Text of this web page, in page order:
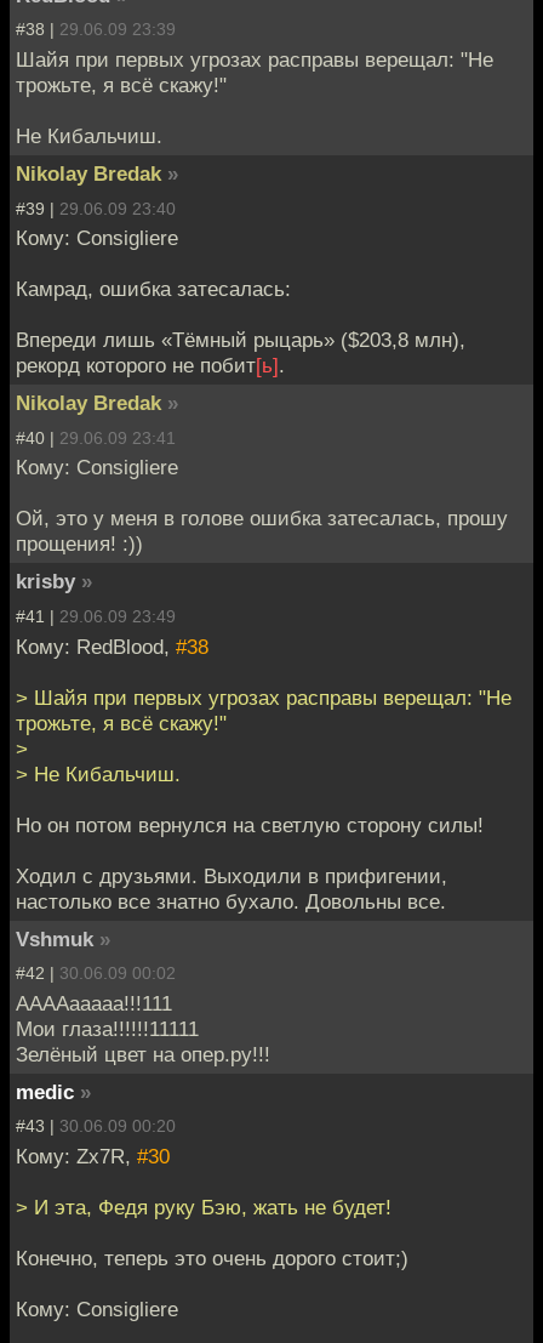
#38 | 29.06.09 23:39
Шайя при первых угрозах расправы верещал: "Не
трожьте, я всё скажу!"
Не Кибальчиш.
Nikolay Bredak »
#39 | 29.06.09 23:40
Кому: Consigliere
Камрад, ошибка затесалась:
Впереди лишь «Тёмный рыцарь» ($203,8 млн),
рекорд которого не побит[ь].
Nikolay Bredak »
#40 | 29.06.09 23:41
Кому: Consigliere
Ой, это у меня в голове ошибка затесалась, прошу
прощения! :))
krisby »
#41 | 29.06.09 23:49
Кому: RedBlood, #38
> Шайя при первых угрозах расправы верещал: "Не
трожьте, я всё скажу!"
>
> Не Кибальчиш.
Но он потом вернулся на светлую сторону силы!
Ходил с друзьями. Выходили в прифигении,
настолько все знатно бухало. Довольны все.
Vshmuk »
#42 | 30.06.09 00:02
ААААааааа!!!111
Мои глаза!!!!!!11111
Зелёный цвет на опер.ру!!!
medic »
#43 | 30.06.09 00:20
Кому: Zx7R, #30
> И эта, Федя руку Бэю, жать не будет!
Конечно, теперь это очень дорого стоит;)
Кому: Consigliere